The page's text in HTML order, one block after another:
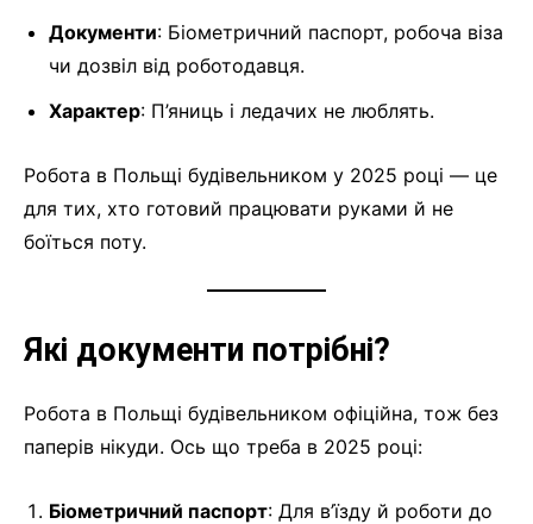
Документи: Біометричний паспорт, робоча віза
чи дозвіл від роботодавця.
Характер: П’яниць і ледачих не люблять.
Робота в Польщі будівельником у 2025 році — це
для тих, хто готовий працювати руками й не
боїться поту.
Які документи потрібні?
Робота в Польщі будівельником офіційна, тож без
паперів нікуди. Ось що треба в 2025 році:
Біометричний паспорт: Для в’їзду й роботи до